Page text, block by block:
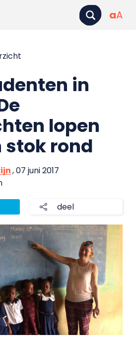
aA
in
lopen
stok rond
, 07 juni 2017
deel